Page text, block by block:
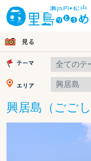
興居島（ごごし